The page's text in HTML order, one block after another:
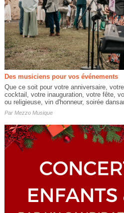
Des musiciens pour vos événements
Que ce soit pour votre anniversaire,
cocktail, votre inauguration, votre fête,
ou religieuse, vin d'honneur, soirée
Par Mezzo Musique